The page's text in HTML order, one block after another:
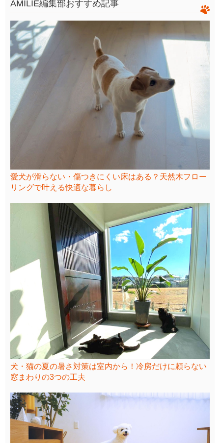
AMILIE編集部おすすめ記事
愛犬が滑らない・傷つきにくい床はある？天然木フロー
リングで叶える快適な暮らし
犬・猫の夏の暑さ対策は室内から！冷房だけに頼らない
窓まわりの3つの工夫